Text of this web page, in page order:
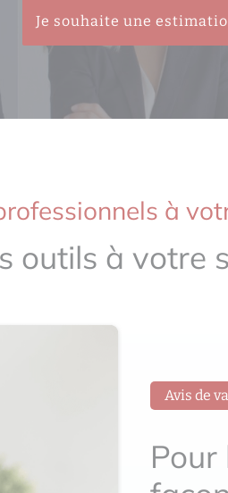
Je souhaite une
à
outils à votre
Avis de